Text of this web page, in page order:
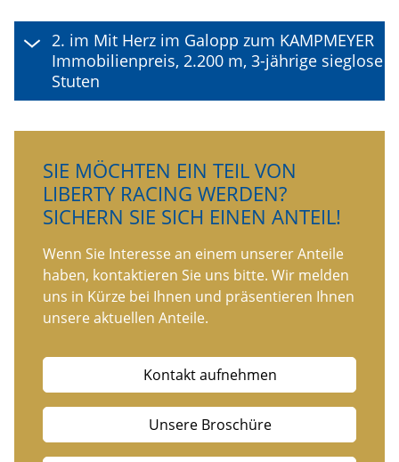
2. im Mit Herz im Galopp zum KAMPMEYER
Immobilienpreis, 2.200 m, 3-jährige sieglose
Stuten
SIE MÖCHTEN EIN TEIL VON
LIBERTY RACING WERDEN?
SICHERN SIE SICH EINEN ANTEIL!
Wenn Sie Interesse an einem unserer Anteile
haben, kontaktieren Sie uns bitte. Wir melden
uns in Kürze bei Ihnen und präsentieren Ihnen
unsere aktuellen Anteile.
Kontakt aufnehmen
Unsere Broschüre